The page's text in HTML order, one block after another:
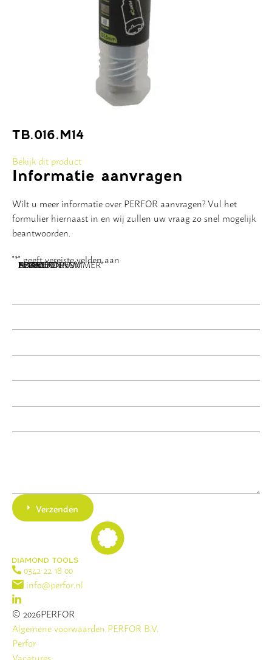
TB.016.M14
Bekijk dit product
Informatie aanvragen
Wilt u meer informatie over PERFOR aanvragen? Vul het
formulier hiernaast in en wij zullen uw vraag zo snel mogelijk
beantwoorden.
"*" geeft vereiste velden aan
NAAM*
BEDRIJFSNAAM*
E-MAILADRES*
TELEFOONNUMMER*
POSTCODE
ADRES
BERICHT*
Verzenden
0342 22 18 00
info@perfor.nl
© 2026PERFOR
Algemene voorwaarden PERFOR B.V.
Perfor